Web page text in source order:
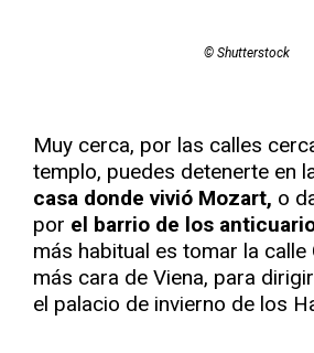
© Shutterstock
Muy cerca, por las calles
templo, puedes detenerte en
casa donde vivió Mozart, o
por el barrio de los
más habitual es tomar la calle
más cara de Viena, para
el palacio de invierno de los